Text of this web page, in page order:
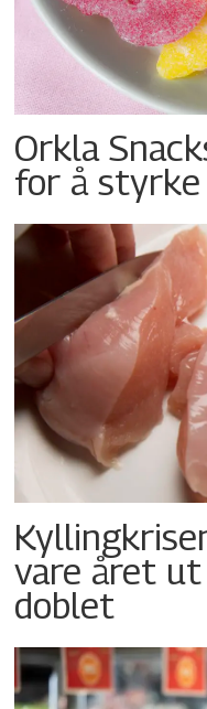
Orkla
for å styrke
vare året
doblet